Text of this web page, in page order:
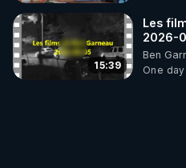
15:39
Les
2026-
Ben
One